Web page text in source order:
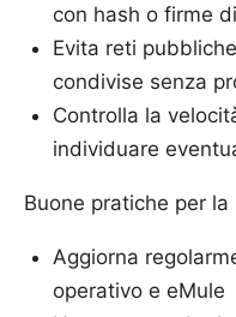
con hash o firme
Evita reti
condivise senza
Controlla la
individuare
Buone pratiche per la
Aggiorna
operativo e eMule